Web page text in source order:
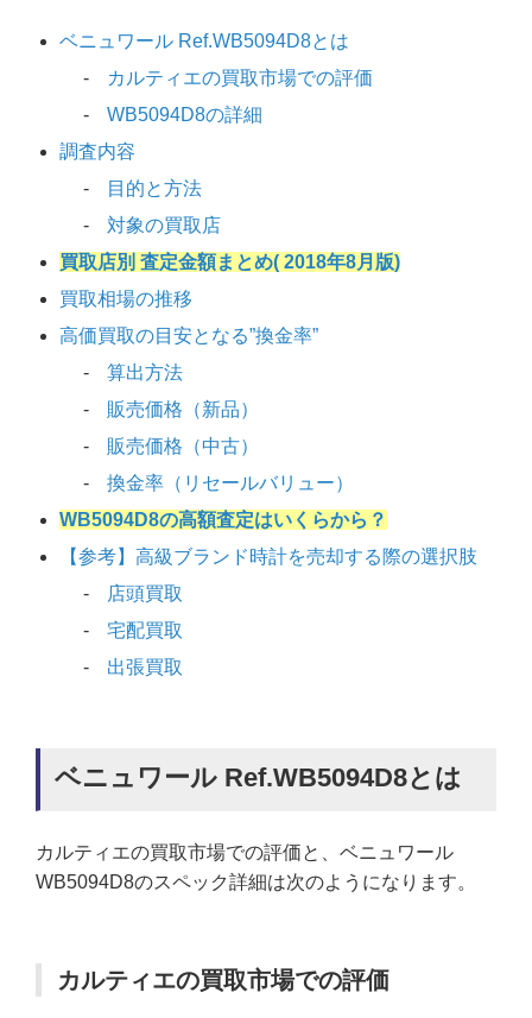
ベニュワール Ref.WB5094D8とは
カルティエの買取市場での評価
WB5094D8の詳細
調査内容
目的と方法
対象の買取店
買取店別 査定金額まとめ( 2018年8月版)
買取相場の推移
高価買取の目安となる”換金率”
算出方法
販売価格（新品）
販売価格（中古）
換金率（リセールバリュー）
WB5094D8の高額査定はいくらから？
【参考】高級ブランド時計を売却する際の選択肢
店頭買取
宅配買取
出張買取
ベニュワール Ref.WB5094D8とは
カルティエの買取市場での評価と、ベニュワール
WB5094D8のスペック詳細は次のようになります。
カルティエの買取市場での評価